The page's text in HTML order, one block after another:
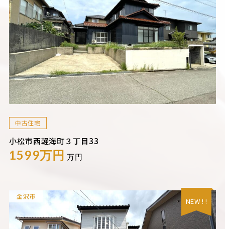
中古住宅
小松市西軽海町３丁目33
1599万円 万円
金沢市
NEW ! !